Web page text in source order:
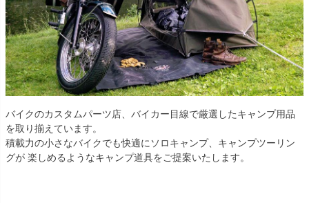
バイクのカスタムパーツ店、バイカー目線で厳選したキャンプ用品
を取り揃えています。
積載力の小さなバイクでも快適にソロキャンプ、キャンプツーリン
グが 楽しめるようなキャンプ道具をご提案いたします。